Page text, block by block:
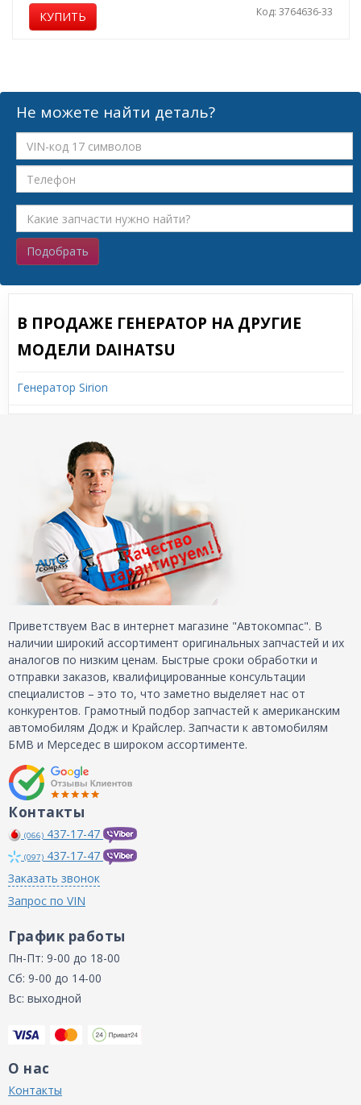
КУПИТЬ Код: 3764636-33
Не можете найти деталь?
Подобрать
В ПРОДАЖЕ ГЕНЕРАТОР НА ДРУГИЕ
МОДЕЛИ DAIHATSU
Генератор Sirion
Приветствуем Вас в интернет магазине "Автокомпас". В
наличии широкий ассортимент оригинальных запчастей и их
аналогов по низким ценам. Быстрые сроки обработки и
отправки заказов, квалифицированные консультации
специалистов – это то, что заметно выделяет нас от
конкурентов. Грамотный подбор запчастей к американским
автомобилям Додж и Крайслер. Запчасти к автомобилям
БМВ и Мерседес в широком ассортименте.
Контакты
(066) 437-17-47
(097) 437-17-47
Заказать звонок
Запрос по VIN
График работы
Пн-Пт: 9-00 до 18-00
Сб: 9-00 до 14-00
Вс: выходной
О нас
Контакты